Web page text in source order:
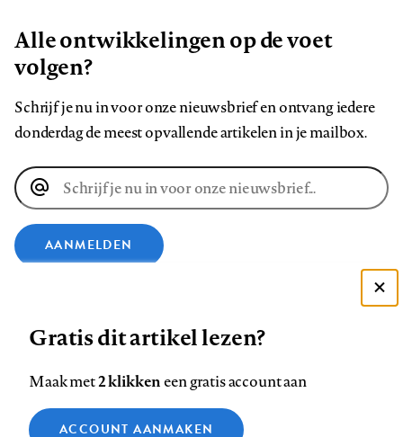
Alle ontwikkelingen op de voet
volgen?
Schrijf je nu in voor onze nieuwsbrief en ontvang iedere
donderdag de meest opvallende artikelen in je mailbox.
E-
mailadres
AANMELDEN
ons
op
ons
op
ons
op
ons
op
ons
op
ons
Contact Privacy
Zie onze cookie policy
Functionele cookies
Gratis dit artikel lezen?
Maak met2 klikken een gratis account aan
ACCOUNT AANMAKEN